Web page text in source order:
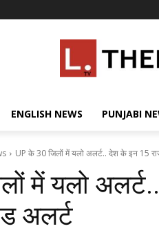
ENGLISH NEWS PUNJABI
UP के 30 जिलों में यलो अलर्ट.. देश के इन 15
में यलो
अलर्ट